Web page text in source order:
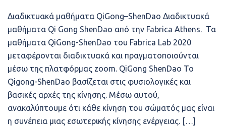
Διαδικτυακά μαθήματα QiGong–ShenDao Διαδικτυακά
μαθήματα Qi Gong ShenDao από την Fabrica Athens. Τα
μαθήματα QiGong-ShenDao του Fabrica Lab 2020
μεταφέρονται διαδικτυακά και πραγματοποιούνται
μέσω της πλατφόρμας zoom. QiGong ShenDao Το
Qigong-ShenDao βασίζεται στις φυσιολογικές και
βασικές αρχές της κίνησης. Μέσω αυτού,
ανακαλύπτουμε ότι κάθε κίνηση του σώματός μας είναι
η συνέπεια μιας εσωτερικής κίνησης ενέργειας. […]